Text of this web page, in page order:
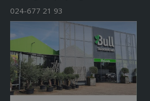
024-677 21 93